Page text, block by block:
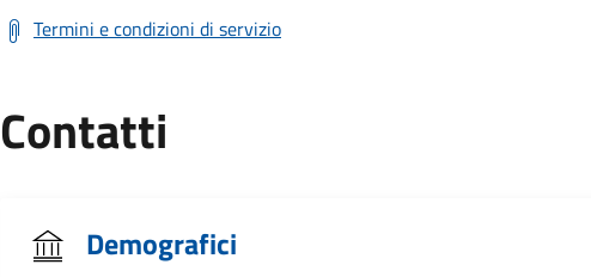
Termini e condizioni di servizio
Contatti
Demografici